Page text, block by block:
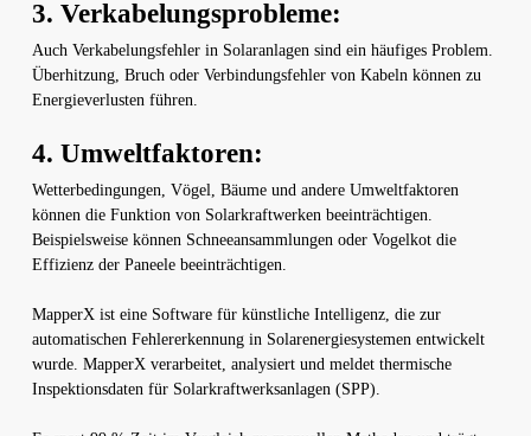
3. Verkabelungsprobleme:
Auch Verkabelungsfehler in Solaranlagen sind ein häufiges Problem.
Überhitzung, Bruch oder Verbindungsfehler von Kabeln können zu
Energieverlusten führen.
4. Umweltfaktoren:
Wetterbedingungen, Vögel, Bäume und andere Umweltfaktoren
können die Funktion von Solarkraftwerken beeinträchtigen.
Beispielsweise können Schneeansammlungen oder Vogelkot die
Effizienz der Paneele beeinträchtigen.
MapperX ist eine Software für künstliche Intelligenz, die zur
automatischen Fehlererkennung in Solarenergiesystemen entwickelt
wurde. MapperX verarbeitet, analysiert und meldet thermische
Inspektionsdaten für Solarkraftwerksanlagen (SPP).